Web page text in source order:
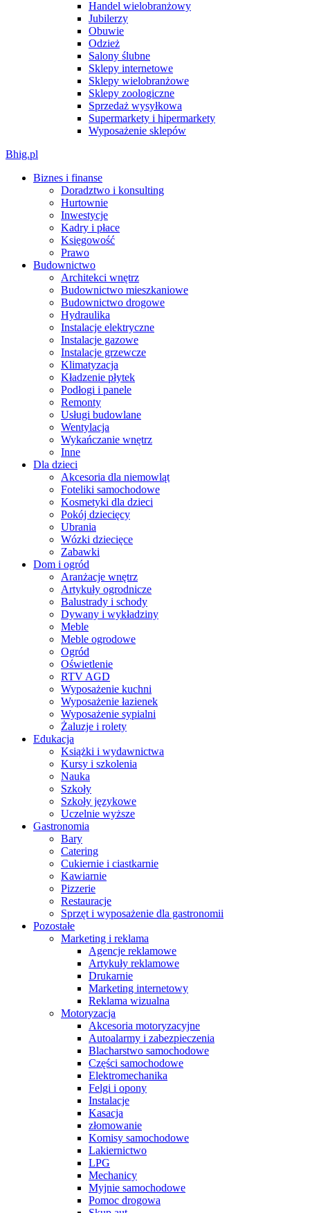
Handel wielobranżowy
Jubilerzy
Obuwie
Odzież
Salony ślubne
Sklepy internetowe
Sklepy wielobranżowe
Sklepy zoologiczne
Sprzedaż wysyłkowa
Supermarkety i hipermarkety
Wyposażenie sklepów
Bhig.pl
Biznes i finanse
Doradztwo i konsulting
Hurtownie
Inwestycje
Kadry i płace
Księgowość
Prawo
Budownictwo
Architekci wnętrz
Budownictwo mieszkaniowe
Budownictwo drogowe
Hydraulika
Instalacje elektryczne
Instalacje gazowe
Instalacje grzewcze
Klimatyzacja
Kładzenie płytek
Podłogi i panele
Remonty
Usługi budowlane
Wentylacja
Wykańczanie wnętrz
Inne
Dla dzieci
Akcesoria dla niemowląt
Foteliki samochodowe
Kosmetyki dla dzieci
Pokój dziecięcy
Ubrania
Wózki dziecięce
Zabawki
Dom i ogród
Aranżacje wnętrz
Artykuły ogrodnicze
Balustrady i schody
Dywany i wykładziny
Meble
Meble ogrodowe
Ogród
Oświetlenie
RTV AGD
Wyposażenie kuchni
Wyposażenie łazienek
Wyposażenie sypialni
Żaluzje i rolety
Edukacja
Książki i wydawnictwa
Kursy i szkolenia
Nauka
Szkoły
Szkoły językowe
Uczelnie wyższe
Gastronomia
Bary
Catering
Cukiernie i ciastkarnie
Kawiarnie
Pizzerie
Restauracje
Sprzęt i wyposażenie dla gastronomii
Pozostałe
Marketing i reklama
Agencje reklamowe
Artykuły reklamowe
Drukarnie
Marketing internetowy
Reklama wizualna
Motoryzacja
Akcesoria motoryzacyjne
Autoalarmy i zabezpieczenia
Blacharstwo samochodowe
Części samochodowe
Elektromechanika
Felgi i opony
Instalacje
Kasacja
złomowanie
Komisy samochodowe
Lakiernictwo
LPG
Mechanicy
Myjnie samochodowe
Pomoc drogowa